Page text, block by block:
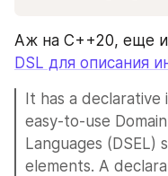
DSL для описания
It has a declarative
easy-to-use
Languages
elements. A